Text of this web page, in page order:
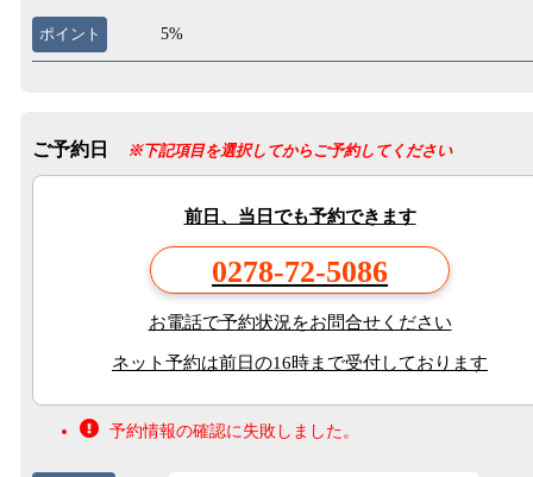
ポイント 5%
ご予約日 ※下記項目を選択してからご予約してください
前日、当日でも予約できます
0278-72-5086
お電話で予約状況をお問合せください
ネット予約は前日の16時まで受付しております
予約情報の確認に失敗しました。